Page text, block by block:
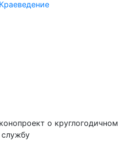
Краеведение
о круглогодичном